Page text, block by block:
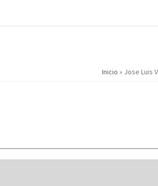
Inicio » Jose Luis